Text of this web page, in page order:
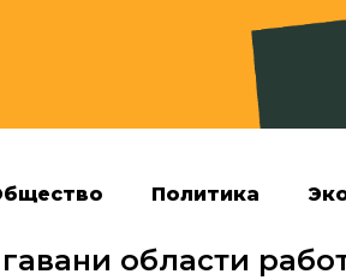
Политика
области